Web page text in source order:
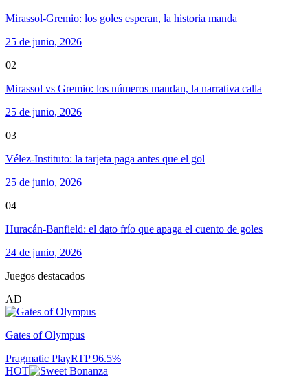
Mirassol-Gremio: los goles esperan, la historia manda
25 de junio, 2026
02
Mirassol vs Gremio: los números mandan, la narrativa calla
25 de junio, 2026
03
Vélez-Instituto: la tarjeta paga antes que el gol
25 de junio, 2026
04
Huracán-Banfield: el dato frío que apaga el cuento de goles
24 de junio, 2026
Juegos destacados
AD
Gates of Olympus
Pragmatic PlayRTP96.5%
HOT